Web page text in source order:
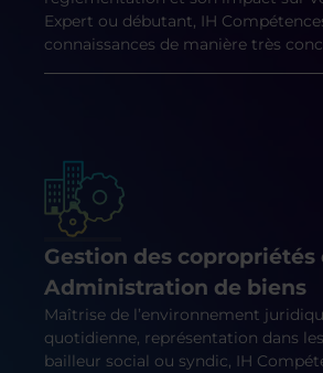
Expert ou débutant, IH
connaissances de manière très
Gestion des copropriétés
Administration de biens
Maîtrise de l’environnement
quotidienne, représentation dans
bailleur social ou syndic, IH